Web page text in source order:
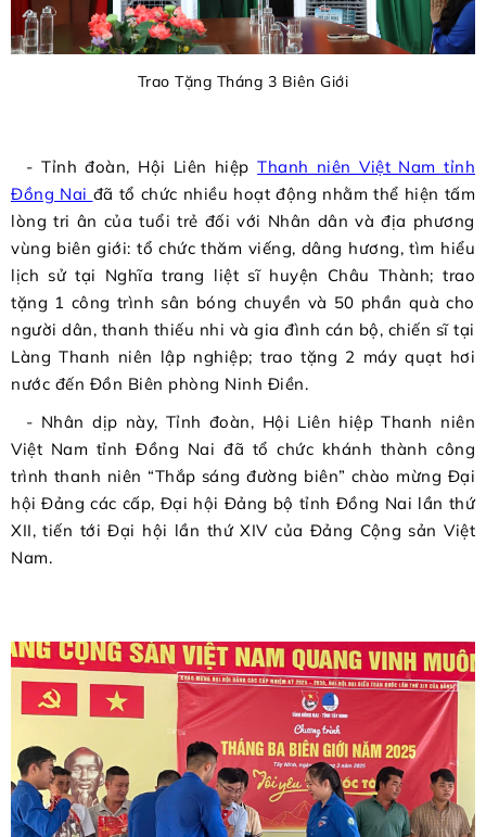
Trao Tặng Tháng 3 Biên Giới
- Tỉnh đoàn, Hội Liên hiệpThanh niên Việt Nam tỉnh
Đồng Nai đã tổ chức nhiều hoạt động nhằm thể hiện tấm
lòng tri ân của tuổi trẻ đối với Nhân dân và địa phương
vùng biên giới: tổ chức thăm viếng, dâng hương, tìm hiểu
lịch sử tại Nghĩa trang liệt sĩ huyện Châu Thành; trao
tặng 1 công trình sân bóng chuyền và 50 phần quà cho
người dân, thanh thiếu nhi và gia đình cán bộ, chiến sĩ tại
Làng Thanh niên lập nghiệp; trao tặng 2 máy quạt hơi
nước đến Đồn Biên phòng Ninh Điền.
- Nhân dịp này, Tỉnh đoàn, Hội Liên hiệp Thanh niên
Việt Nam tỉnh Đồng Nai đã tổ chức khánh thành công
trình thanh niên “Thắp sáng đường biên” chào mừng Đại
hội Đảng các cấp, Đại hội Đảng bộ tỉnh Đồng Nai lần thứ
XII, tiến tới Đại hội lần thứ XIV của Đảng Cộng sản Việt
Nam.